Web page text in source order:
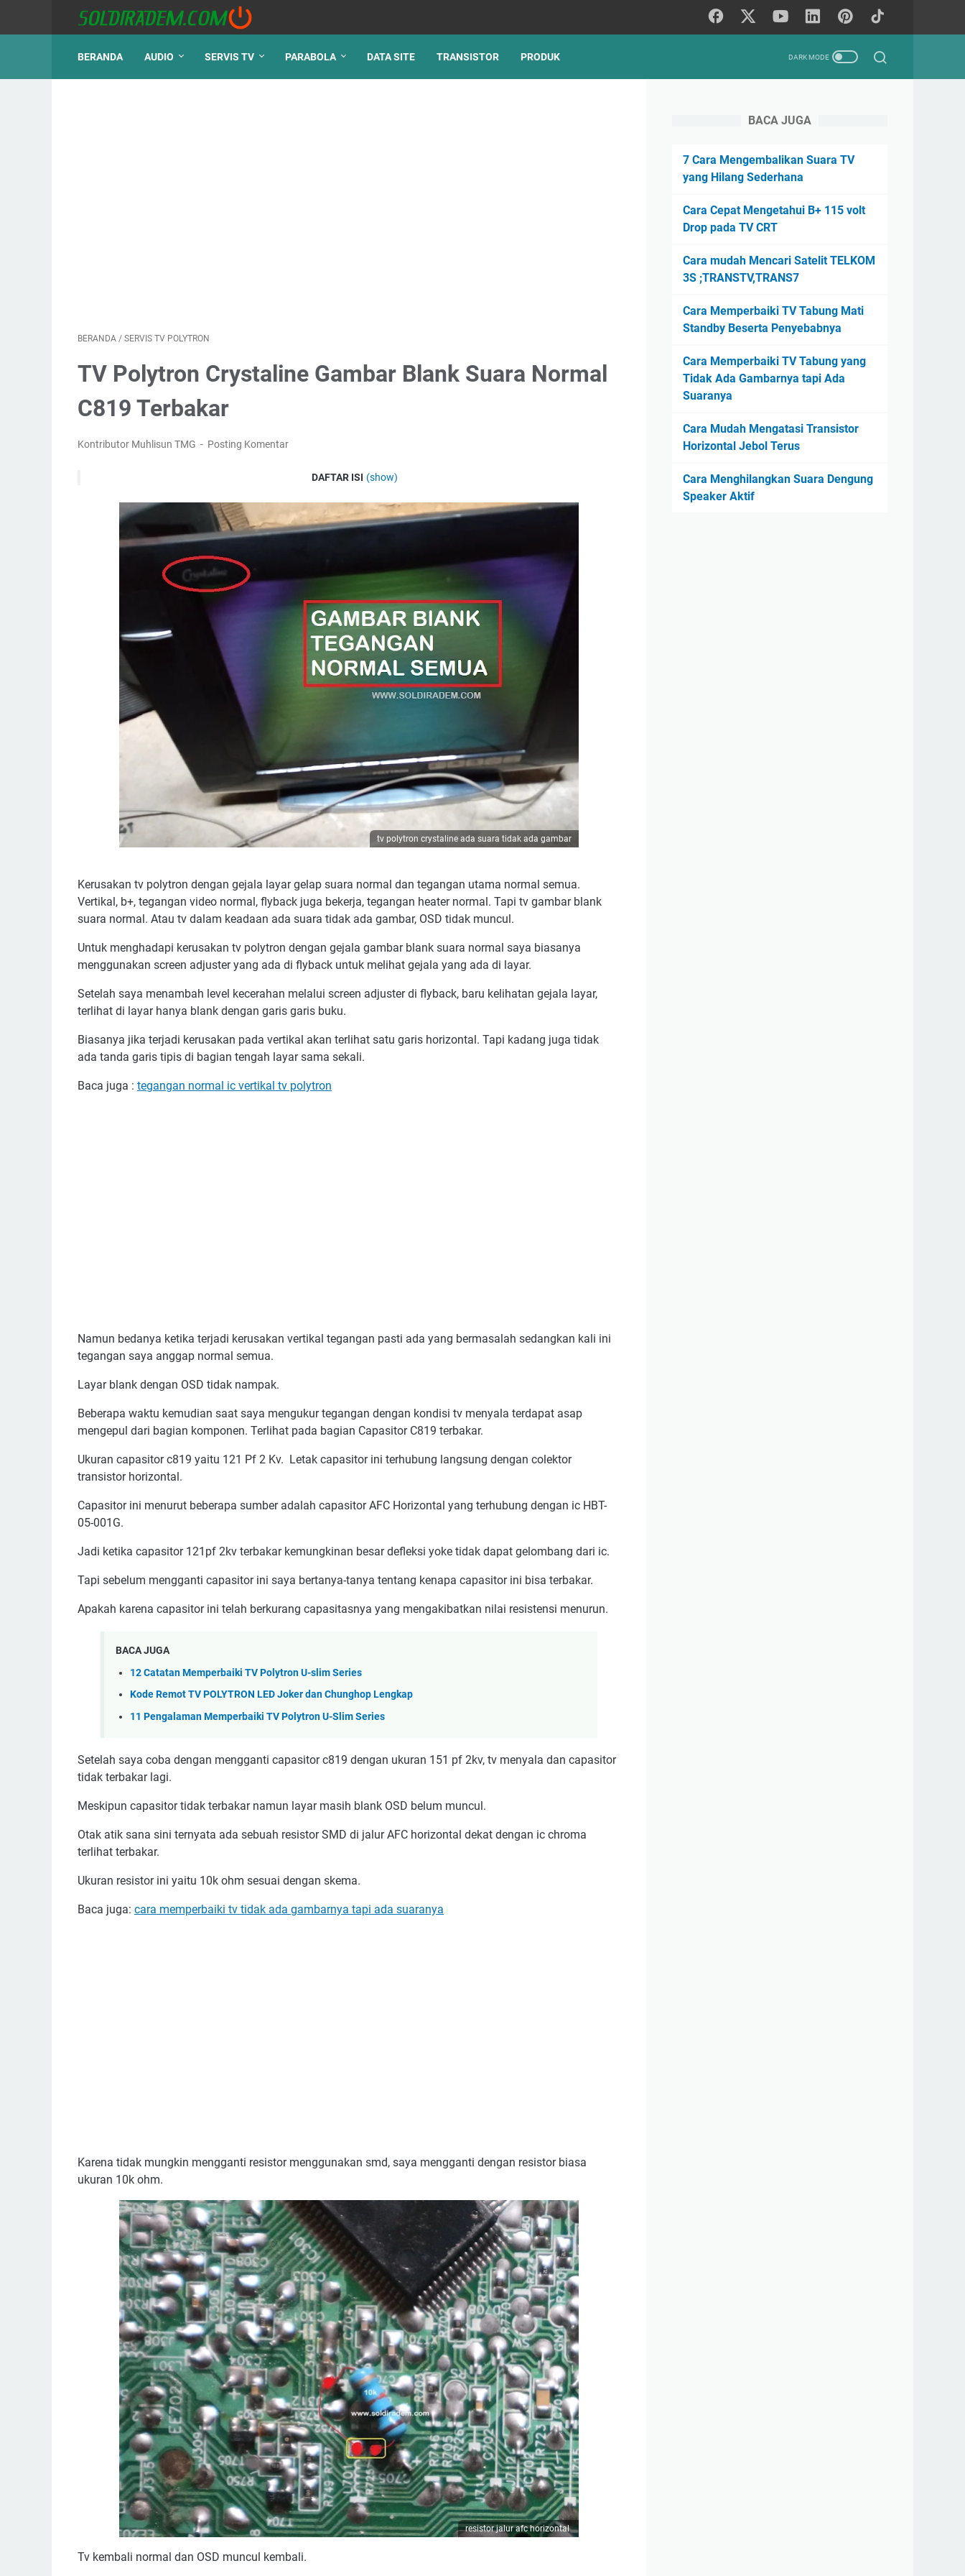
BERANDA AUDIO SERVIS TV PARABOLA DATA SITE TRANSISTOR PRODUK
BERANDA / SERVIS TV POLYTRON
TV Polytron Crystaline Gambar Blank Suara Normal
C819 Terbakar
Kontributor Muhlisun TMG Posting Komentar
DAFTAR ISI (show)
tv polytron crystaline ada suara tidak ada gambar
Kerusakan tv polytron dengan gejala layar gelap suara normal dan tegangan utama normal semua.
Vertikal, b+, tegangan video normal, flyback juga bekerja, tegangan heater normal. Tapi tv gambar blank
suara normal. Atau tv dalam keadaan ada suara tidak ada gambar, OSD tidak muncul.
Untuk menghadapi kerusakan tv polytron dengan gejala gambar blank suara normal saya biasanya
menggunakan screen adjuster yang ada di flyback untuk melihat gejala yang ada di layar.
Setelah saya menambah level kecerahan melalui screen adjuster di flyback, baru kelihatan gejala layar,
terlihat di layar hanya blank dengan garis garis buku.
Biasanya jika terjadi kerusakan pada vertikal akan terlihat satu garis horizontal. Tapi kadang juga tidak
ada tanda garis tipis di bagian tengah layar sama sekali.
Baca juga : tegangan normal ic vertikal tv polytron
Namun bedanya ketika terjadi kerusakan vertikal tegangan pasti ada yang bermasalah sedangkan kali ini
tegangan saya anggap normal semua.
Layar blank dengan OSD tidak nampak.
Beberapa waktu kemudian saat saya mengukur tegangan dengan kondisi tv menyala terdapat asap
mengepul dari bagian komponen. Terlihat pada bagian Capasitor C819 terbakar.
Ukuran capasitor c819 yaitu 121 Pf 2 Kv. Letak capasitor ini terhubung langsung dengan colektor
transistor horizontal.
Capasitor ini menurut beberapa sumber adalah capasitor AFC Horizontal yang terhubung dengan ic HBT-
05-001G.
Jadi ketika capasitor 121pf 2kv terbakar kemungkinan besar defleksi yoke tidak dapat gelombang dari ic.
Tapi sebelum mengganti capasitor ini saya bertanya-tanya tentang kenapa capasitor ini bisa terbakar.
Apakah karena capasitor ini telah berkurang capasitasnya yang mengakibatkan nilai resistensi menurun.
BACA JUGA
12 Catatan Memperbaiki TV Polytron U-slim Series
Kode Remot TV POLYTRON LED Joker dan Chunghop Lengkap
11 Pengalaman Memperbaiki TV Polytron U-Slim Series
Setelah saya coba dengan mengganti capasitor c819 dengan ukuran 151 pf 2kv, tv menyala dan capasitor
tidak terbakar lagi.
Meskipun capasitor tidak terbakar namun layar masih blank OSD belum muncul.
Otak atik sana sini ternyata ada sebuah resistor SMD di jalur AFC horizontal dekat dengan ic chroma
terlihat terbakar.
Ukuran resistor ini yaitu 10k ohm sesuai dengan skema.
Baca juga: cara memperbaiki tv tidak ada gambarnya tapi ada suaranya
Karena tidak mungkin mengganti resistor menggunakan smd, saya mengganti dengan resistor biasa
ukuran 10k ohm.
resistor jalur afc horizontal
Tv kembali normal dan OSD muncul kembali.
BACA JUGA
7 Cara Mengembalikan Suara TV
yang Hilang Sederhana
Cara Cepat Mengetahui B+ 115 volt
Drop pada TV CRT
Cara mudah Mencari Satelit TELKOM
3S ;TRANSTV,TRANS7
Cara Memperbaiki TV Tabung Mati
Standby Beserta Penyebabnya
Cara Memperbaiki TV Tabung yang
Tidak Ada Gambarnya tapi Ada
Suaranya
Cara Mudah Mengatasi Transistor
Horizontal Jebol Terus
Cara Menghilangkan Suara Dengung
Speaker Aktif